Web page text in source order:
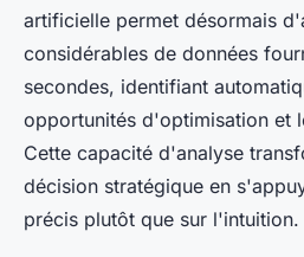
artificielle permet désormais
considérables de données
secondes, identifiant
opportunités d'optimisation et
Cette capacité d'analyse
décision stratégique en
précis plutôt que sur l'intuition.